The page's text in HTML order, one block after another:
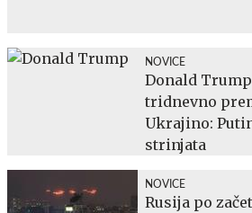
NOVICE
Donald
tridnevno
Ukrajino:
strinjata
NOVICE
Rusija po